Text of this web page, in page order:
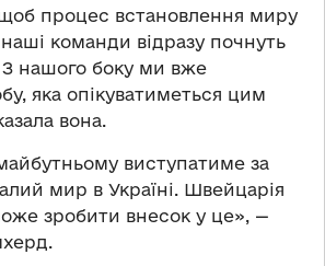
процес встановлення миру
команди відразу почнуть
нашого боку ми вже
яка опікуватиметься цим
вона.
виступатиме за
мир в Україні. Швейцарія
зробити внесок у це», —